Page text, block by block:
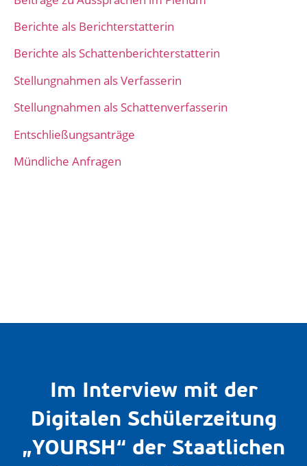
Berichte als Berichterstatterin
Berichte als Schattenberichterstatterin
Stellungnahmen als Verfasserin
Stellungnahmen als Schattenverfasserin
Entschließungsanträge
Mündliche Anfragen
Im Interview mit der
Digitalen Schülerzeitung
„YOURSH“ der Staatlichen